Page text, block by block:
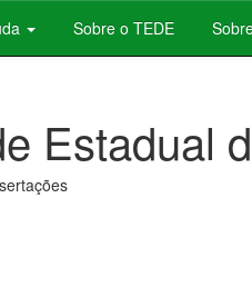
Sobre o TEDE
Estadual